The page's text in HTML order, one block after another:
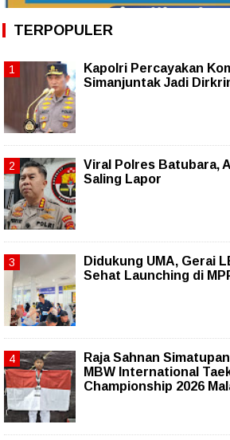
TERPOPULER
Kapolri Percayakan
Simanjuntak Jadi
Viral Polres Batubara,
Saling Lapor
Didukung UMA, Gerai
Sehat Launching di
Raja Sahnan
MBW International
Championship 2026